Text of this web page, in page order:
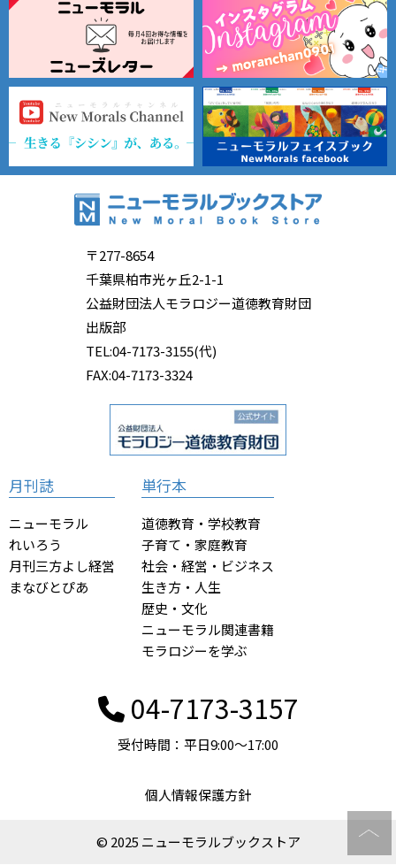
〒277-8654
千葉県柏市光ヶ丘2-1-1
公益財団法人モラロジー道徳教育財団
出版部
TEL:04-7173-3155(代)
FAX:04-7173-3324
月刊誌
ニューモラル
れいろう
月刊三方よし経営
まなびとぴあ
単行本
道徳教育・学校教育
子育て・家庭教育
社会・経営・ビジネス
生き方・人生
歴史・文化
ニューモラル関連書籍
モラロジーを学ぶ
04-7173-3157
受付時間：平日9:00〜17:00
個人情報保護方針
© 2025 ニューモラルブックストア